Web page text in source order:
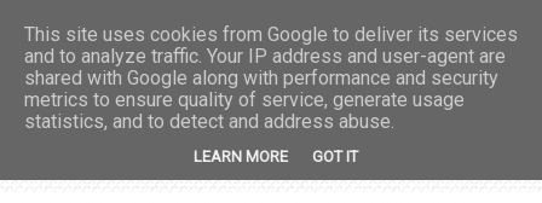
This site uses cookies from Google to deliver its services
and to analyze traffic. Your IP address and user-agent are
shared with Google along with performance and security
metrics to ensure quality of service, generate usage
statistics, and to detect and address abuse.
LEARN MORE GOT IT